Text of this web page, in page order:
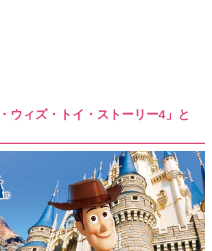
ウィズ・トイ・ストーリー4」と